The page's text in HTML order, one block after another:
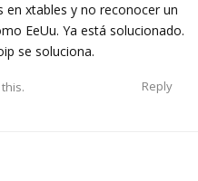
xtables y no reconocer un
EeUu. Ya está solucionado.
se soluciona.
Reply